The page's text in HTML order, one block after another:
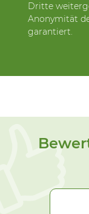
Dritte
Anonymität
garantiert.